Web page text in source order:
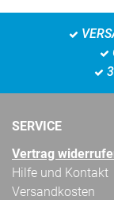
SERVICE
Vertrag
Hilfe und Kontakt
Versandkosten